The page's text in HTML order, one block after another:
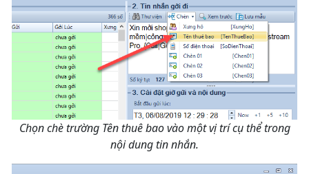
Chọn chè trường Tên thuê bao vào một vị trí cụ thể trong
nội dung tin nhắn.